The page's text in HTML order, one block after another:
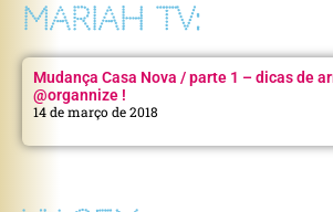
MARIAH TV:
Mudança Casa Nova / parte 1 – dicas de
@organnize !
14 de março de 2018